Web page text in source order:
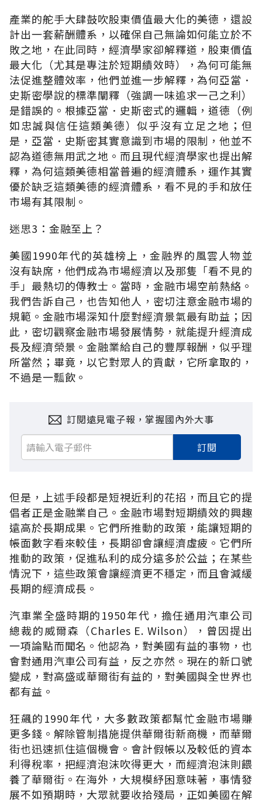
產業的舵手大肆鼓吹股東價值最大化的美德，還設
計出一套薪酬體系，以確保自己無論如何能立於不
敗之地，在此同時，經濟學家卻解釋道，股東價值
最大化（尤其是專注於短期績效時），為何可能無
法促進整體效率，他們並進一步解釋，為何亞當．
史斯密學說的標準闡釋（強調一味追求一己之利）
是錯誤的。根據亞當．史斯密式的邏輯，道德（例
如忠誠與信任這類美德）似乎沒有立足之地；但
是，亞當．史斯密其實意識到市場的限制，他並不
認為道德無用武之地。而且現代經濟學家也提出解
釋，為何這類美德相當普遍的經濟體系，運作其實
優於缺乏這類美德的經濟體系，看不見的手和放任
市場有其限制。
迷思3：金融至上？
美國1990年代的英雄榜上，金融界的風雲人物並
沒有缺席，他們成為市場經濟以及那隻「看不見的
手」最熱切的傳教士。當時，金融市場空前熱絡。
我們告訴自己，也告知他人，密切注意金融市場的
規範。金融市場深知什麼對經濟景氣最有助益；因
此，密切觀察金融市場發展情勢，就能提升經濟成
長及經濟榮景。金融業給自己的豐厚報酬，似乎理
所當然；畢竟，以它對眾人的貢獻，它所拿取的，
不過是一瓢飲。
訂閱遠見電子報，掌握國內外大事
訂閱
但是，上述手段都是短視近利的花招，而且它的提
倡者正是金融業自己。金融市場對短期績效的興趣
遠高於長期成果。它們所推動的政策，能讓短期的
帳面數字看來較佳，長期卻會讓經濟虛疲。它們所
推動的政策，促進私利的成分遠多於公益；在某些
情況下，這些政策會讓經濟更不穩定，而且會減緩
長期的經濟成長。
汽車業全盛時期的1950年代，擔任通用汽車公司
總裁的威爾森（Charles E. Wilson），曾因提出
一項論點而聞名。他認為，對美國有益的事物，也
會對通用汽車公司有益，反之亦然。現在的新口號
變成，對高盛或華爾街有益的，對美國與全世界也
都有益。
狂飆的1990年代，大多數政策都幫忙金融市場賺
更多錢。解除管制措施提供華爾街新商機，而華爾
街也迅速抓住這個機會。會計假帳以及較低的資本
利得稅率，把經濟泡沫吹得更大，而經濟泡沫則餵
養了華爾街。在海外，大規模紓困意味著，事情發
展不如預期時，大眾就要收拾殘局，正如美國在解